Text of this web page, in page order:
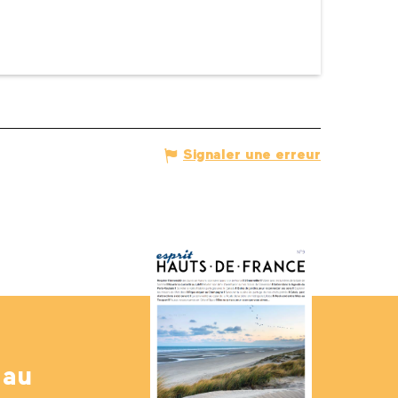
Signaler une erreur